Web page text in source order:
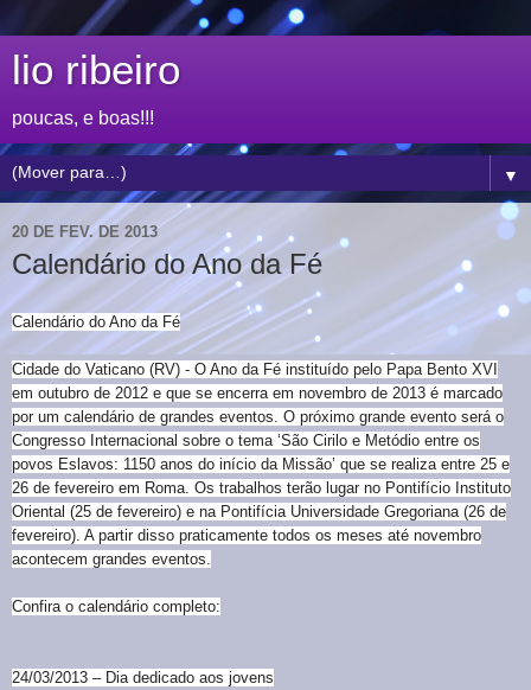
lio ribeiro
poucas, e boas!!!
▼
20 DE FEV. DE 2013
Calendário do Ano da Fé
Calendário do Ano da Fé
Cidade do Vaticano (RV) - O Ano da Fé instituído pelo Papa Bento XVI
em outubro de 2012 e que se encerra em novembro de 2013 é marcado
por um calendário de grandes eventos. O próximo grande evento será o
Congresso Internacional sobre o tema ‘São Cirilo e Metódio entre os
povos Eslavos: 1150 anos do início da Missão’ que se realiza entre 25 e
26 de fevereiro em Roma. Os trabalhos terão lugar no Pontifício Instituto
Oriental (25 de fevereiro) e na Pontifícia Universidade Gregoriana (26 de
fevereiro). A partir disso praticamente todos os meses até novembro
acontecem grandes eventos.
Confira o calendário completo:
24/03/2013 – Dia dedicado aos jovens